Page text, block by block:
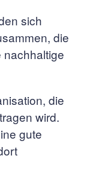
sich
die
nachhaltige
die
wird.
gute